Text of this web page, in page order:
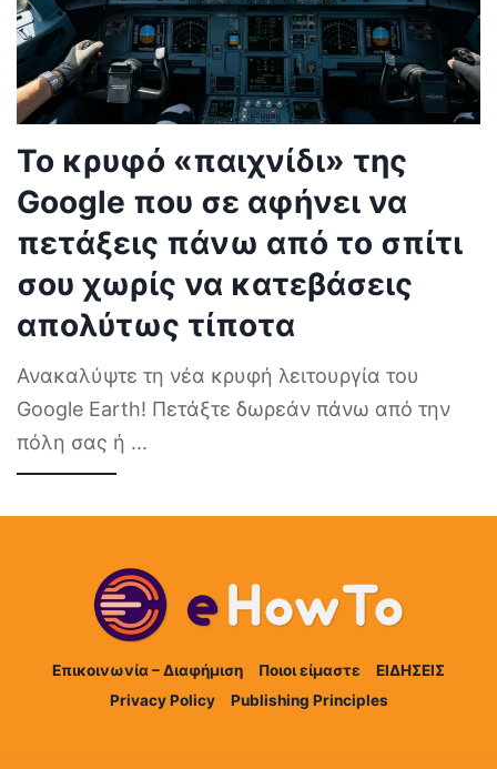
Το κρυφό «παιχνίδι» της
Google που σε αφήνει να
πετάξεις πάνω από το σπίτι
σου χωρίς να κατεβάσεις
απολύτως τίποτα
Ανακαλύψτε τη νέα κρυφή λειτουργία του
Google Earth! Πετάξτε δωρεάν πάνω από την
πόλη σας ή ...
Επικοινωνία – Διαφήμιση Ποιοι είμαστε
ΕΙΔΗΣΕΙΣ
Privacy Policy
Publishing Principles